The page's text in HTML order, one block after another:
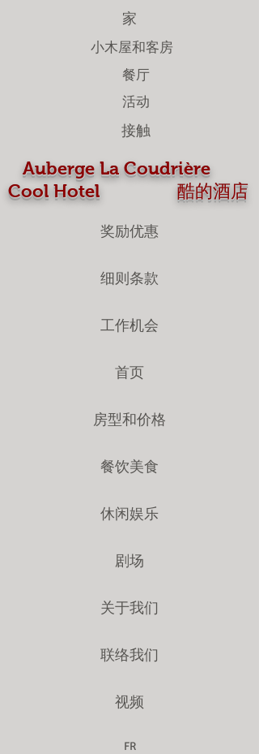
家
小木屋和客房
餐厅
活动
接触
Auberge La Coudrière
Cool Hotel 酷的酒店
奖励优惠
细则条款
工作机会
首页
房型和价格
餐饮美食
休闲娱乐
剧场
关于我们
联络我们
视频
FR